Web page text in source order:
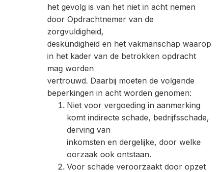
het gevolg is van het niet in acht nemen
door Opdrachtnemer van de
zorgvuldigheid,
deskundigheid en het vakmanschap waarop
in het kader van de betrokken opdracht
mag worden
vertrouwd. Daarbij moeten de volgende
beperkingen in acht worden genomen:
Niet voor vergoeding in aanmerking
komt indirecte schade, bedrijfsschade,
derving van
inkomsten en dergelijke, door welke
oorzaak ook ontstaan.
Voor schade veroorzaakt door opzet